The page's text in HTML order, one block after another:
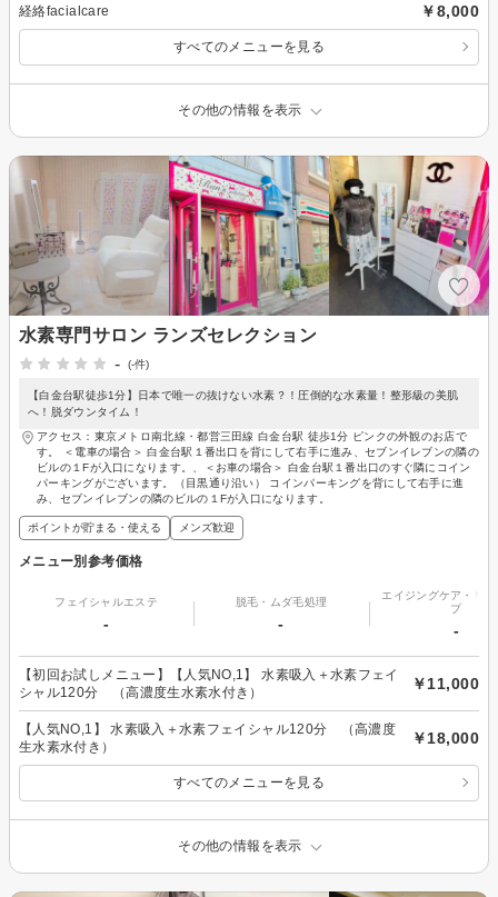
経絡facialcare ￥8,000
すべてのメニューを見る
その他の情報を表示
水素専門サロン ランズセレクション
-
(-件)
【白金台駅徒歩1分】日本で唯一の抜けない水素？！圧倒的な水素量！整形級の美肌
へ！脱ダウンタイム！
アクセス：東京メトロ南北線・都営三田線 白金台駅 徒歩1分 ピンクの外観のお店で
す。 ＜電車の場合＞ 白金台駅１番出口を背にして右手に進み、セブンイレブンの隣の
ビルの１Fが入口になります。、＜お車の場合＞ 白金台駅１番出口のすぐ隣にコイン
パーキングがございます。（目黒通り沿い） コインパーキングを背にして右手に進
み、セブンイレブンの隣のビルの１Fが入口になります。
ポイントが貯まる・使える メンズ歓迎
メニュー別参考価格
フェイシャルエステ
-
脱毛・ムダ毛処理
-
エイジングケア・リ
プ
-
【初回お試しメニュー】【人気NO,1】 水素吸入＋水素フェイ
シャル120分 （高濃度生水素水付き）
￥11,000
【人気NO,1】 水素吸入＋水素フェイシャル120分 （高濃度
生水素水付き）
￥18,000
すべてのメニューを見る
その他の情報を表示